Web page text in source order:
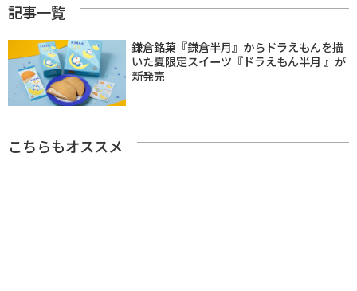
記事一覧
鎌倉銘菓『鎌倉半月』からドラえもんを描
いた夏限定スイーツ『ドラえもん半月 』が
新発売
こちらもオススメ